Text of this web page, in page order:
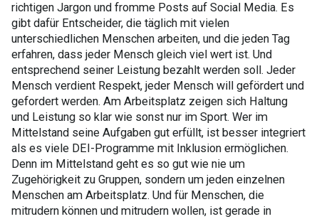
richtigen Jargon und fromme Posts auf Social Media. Es
gibt dafür Entscheider, die täglich mit vielen
unterschiedlichen Menschen arbeiten, und die jeden Tag
erfahren, dass jeder Mensch gleich viel wert ist. Und
entsprechend seiner Leistung bezahlt werden soll. Jeder
Mensch verdient Respekt, jeder Mensch will gefördert und
gefordert werden. Am Arbeitsplatz zeigen sich Haltung
und Leistung so klar wie sonst nur im Sport. Wer im
Mittelstand seine Aufgaben gut erfüllt, ist besser integriert
als es viele DEI-Programme mit Inklusion ermöglichen.
Denn im Mittelstand geht es so gut wie nie um
Zugehörigkeit zu Gruppen, sondern um jeden einzelnen
Menschen am Arbeitsplatz. Und für Menschen, die
mitrudern können und mitrudern wollen, ist gerade in